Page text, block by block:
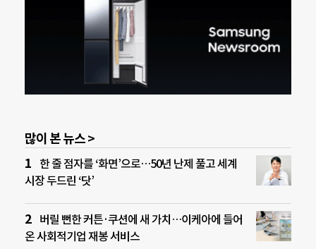
많이 본 뉴스 >
한 줄 점자를 ‘화면’으로…50년 난제 풀고 세계
시장 두드린 ‘닷’
버릴 뻔한 커튼·쿠션에 새 가치…이케아에 들어
온 사회적기업 재봉 서비스